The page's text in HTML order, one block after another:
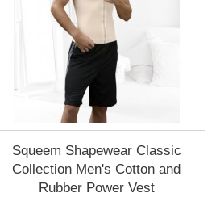
Squeem Shapewear Classic
Collection Men's Cotton and
Rubber Power Vest